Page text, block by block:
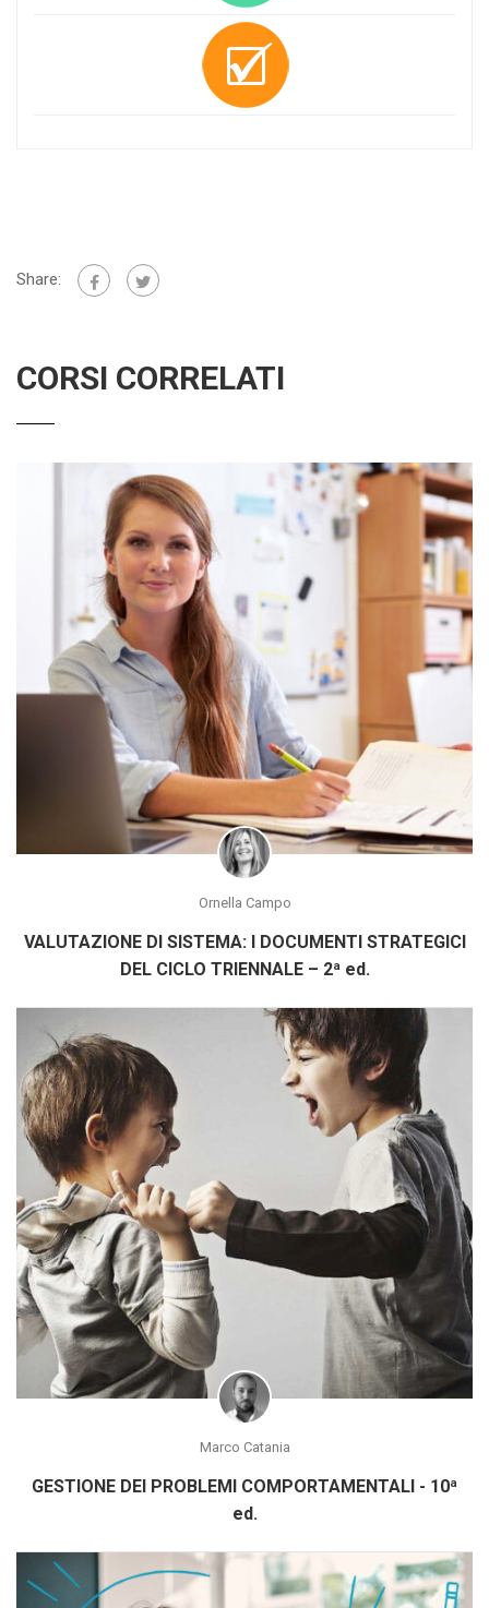
Share:
CORSI CORRELATI
Ornella Campo
VALUTAZIONE DI SISTEMA: I DOCUMENTI STRATEGICI
DEL CICLO TRIENNALE – 2ª ed.
Marco Catania
GESTIONE DEI PROBLEMI COMPORTAMENTALI - 10ª
ed.